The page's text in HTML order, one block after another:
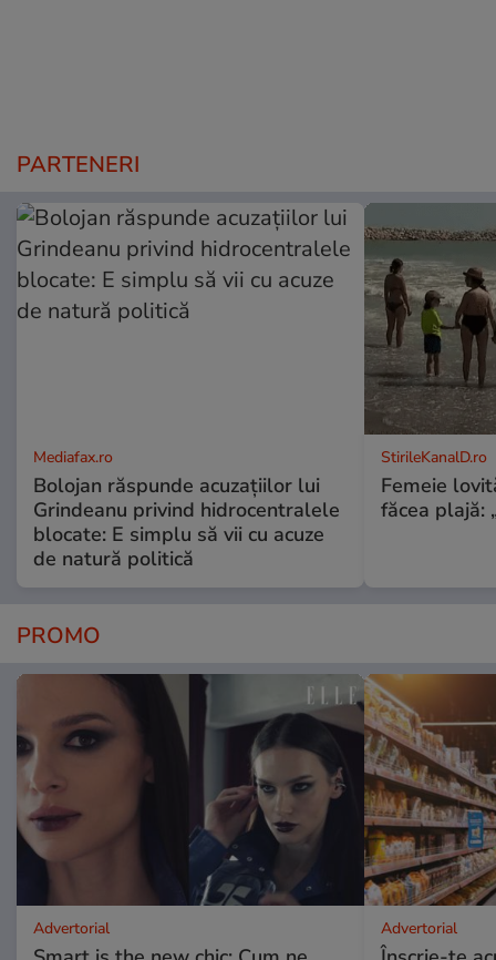
PARTENERI
Mediafax.ro
Bolojan răspunde acuzațiilor lui
Grindeanu privind hidrocentralele
blocate: E simplu să vii cu acuze
de natură politică
StirileKanalD.ro
Femeie
făcea plajă:
PROMO
Advertorial Advertorial